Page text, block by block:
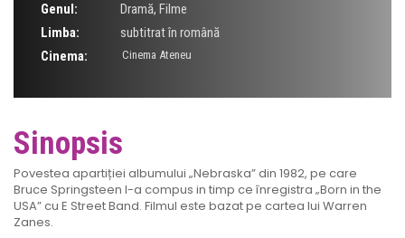
Genul:
Dramă, Filme
Limba:
subtitrat în română
Cinema:
Cinema Ateneu
Sinopsis
Povestea apartiției albumului „Nebraska” din 1982, pe care
Bruce Springsteen l-a compus in timp ce înregistra „Born in the
USA” cu E Street Band. Filmul este bazat pe cartea lui Warren
Zanes.